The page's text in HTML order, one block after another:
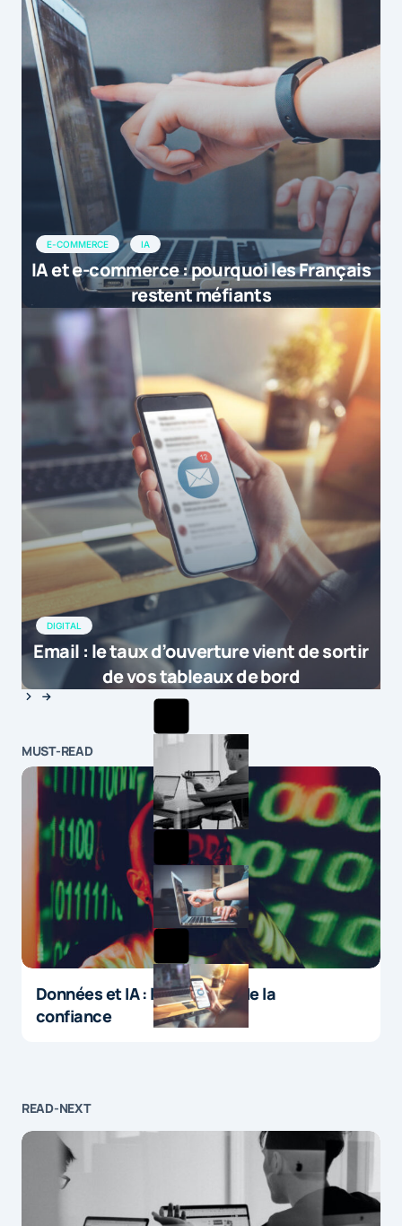
E-COMMERCE IA
IA et e-commerce : pourquoi les Français
restent méfiants
DIGITAL
Email : le taux d’ouverture vient de sortir
de vos tableaux de bord
MUST-READ
Données et IA : le paradoxe de la
confiance
READ-NEXT